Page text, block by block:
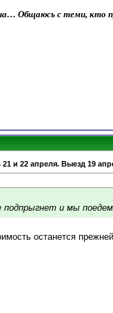
Общаюсь с теми, кто
и 22 апреля. Выезд 19
подпрыгнет и мы
останется